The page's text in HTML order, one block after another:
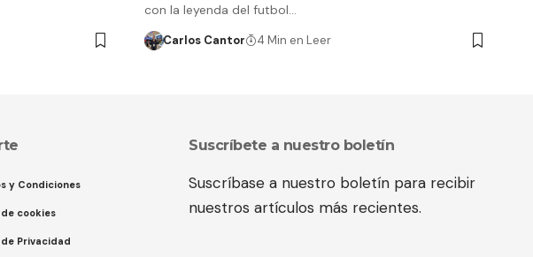
con la leyenda del futbol…
Carlos Cantor 4 Min en Leer
y Condiciones
cookies
Privacidad
Suscríbete a nuestro boletín
Suscríbase a nuestro boletín para recibir
nuestros artículos más recientes.